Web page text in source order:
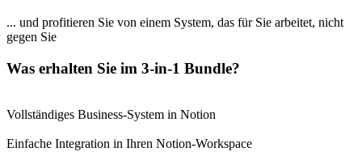
... und profitieren Sie von einem System, das für Sie arbeitet, nicht
gegen Sie
Was erhalten Sie im 3-in-1 Bundle?
Vollständiges Business-System in Notion
Einfache Integration in Ihren Notion-Workspace